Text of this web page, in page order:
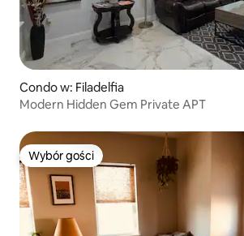
Condo w: Filadelfia
Modern Hidden Gem Private APT
Wybór gości
Wybór gości